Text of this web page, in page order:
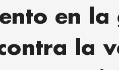
en la
la